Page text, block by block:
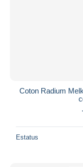
Coton Radium
Estatus